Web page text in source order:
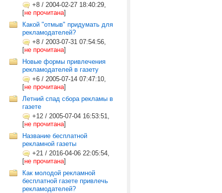
+8 / 2004-02-27 18:40:29,
[не прочитана]
Какой "отмыв" придумать для
рекламодателей?
+8 / 2003-07-31 07:54:56,
[не прочитана]
Новые формы привлечения
рекламодателей в газету
+6 / 2005-07-14 07:47:10,
[не прочитана]
Летний спад сбора рекламы в
газете
+12 / 2005-07-04 16:53:51,
[не прочитана]
Название бесплатной
рекламной газеты
+21 / 2016-04-06 22:05:54,
[не прочитана]
Как молодой рекламной
бесплатной газете привлечь
рекламодателей?